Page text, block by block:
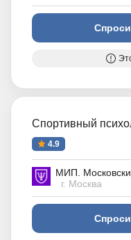
Спортивный
4.9
МИП.
г. Москва